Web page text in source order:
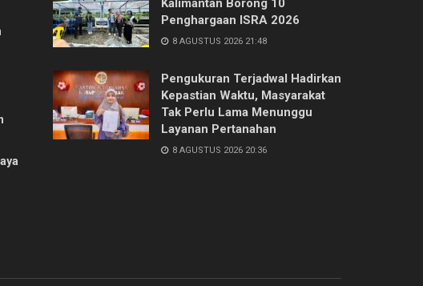
Kalimantan Borong 10
Penghargaan ISRA 2026
8 AGUSTUS 2026 21:48
Pengukuran Terjadwal Hadirkan
Kepastian Waktu, Masyarakat
Tak Perlu Lama Menunggu
Layanan Pertanahan
8 AGUSTUS 2026 20:36